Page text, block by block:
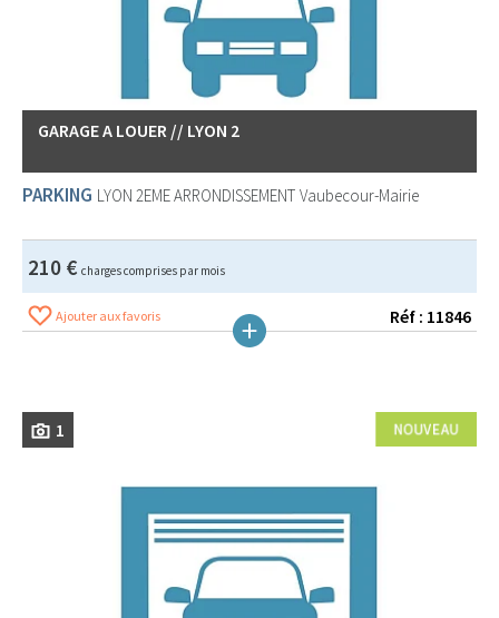
GARAGE A LOUER // LYON 2
PARKING LYON 2EME ARRONDISSEMENT Vaubecour-Mairie
210 € charges comprises par mois
Ajouter aux favoris Réf : 11846
1